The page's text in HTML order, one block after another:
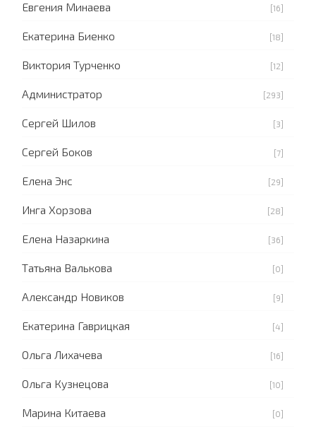
Евгения Минаева [16]
Екатерина Биенко [18]
Виктория Турченко [12]
Администратор [293]
Сергей Шилов [3]
Сергей Боков [7]
Елена Энс [29]
Инга Хорзова [28]
Елена Назаркина [36]
Татьяна Валькова [0]
Александр Новиков [9]
Екатерина Гаврицкая [4]
Ольга Лихачева [16]
Ольга Кузнецова [10]
Марина Китаева [0]